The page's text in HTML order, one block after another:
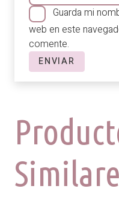
Guarda mi
web en este
comente.